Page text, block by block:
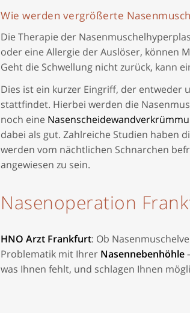
Wie werden vergrößerte
Die Therapie der
oder eine Allergie der Auslöser, können
Geht die Schwellung nicht zurück, kann
Dies ist ein kurzer Eingriff, der entweder
stattfindet. Hierbei werden die
noch eine
dabei als gut. Zahlreiche Studien haben
werden vom nächtlichen Schnarchen
angewiesen zu sein.
Nasenoperation
HNO Arzt Frankfurt: Ob
Problematik mit Ihrer Nasennebenhöhle
was Ihnen fehlt, und schlagen Ihnen